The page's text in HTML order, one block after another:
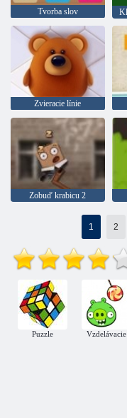
Tvorba slov
Zvieracie línie
Zobuď krabicu 2
1 2
Puzzle Vzdelávacie